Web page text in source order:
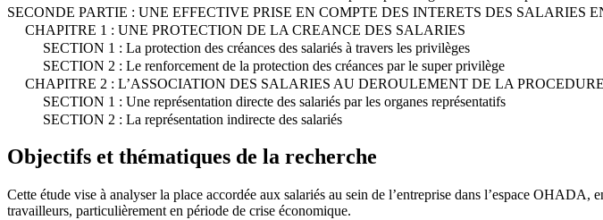
SECONDE PARTIE : UNE EFFECTIVE PRISE EN COMPTE DES INTERETS DES SALARIES
CHAPITRE 1 : UNE PROTECTION DE LA CREANCE DES SALARIES
SECTION 1 : La protection des créances des salariés à travers les privilèges
SECTION 2 : Le renforcement de la protection des créances par le super privilège
CHAPITRE 2 : L’ASSOCIATION DES SALARIES AU DEROULEMENT DE LA
SECTION 1 : Une représentation directe des salariés par les organes représentatifs
SECTION 2 : La représentation indirecte des salariés
Objectifs et thématiques de la recherche
Cette étude vise à analyser la place accordée aux salariés au sein de l’entreprise dans l’espace
travailleurs, particulièrement en période de crise économique.